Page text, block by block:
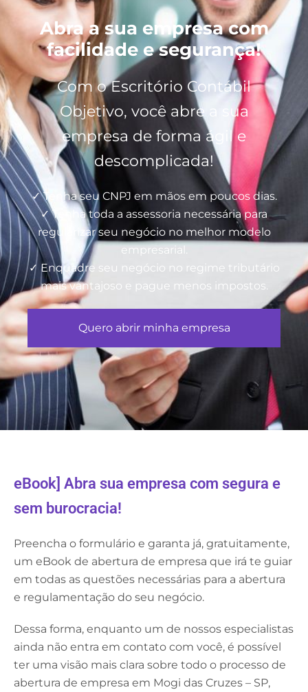
Abra a sua empresa com
facilidade e segurança!
Com o Escritório Contábil
Objetivo, você abre a sua
empresa de forma ágil e
descomplicada!
✓ Tenha seu CNPJ em mãos em poucos dias.
✓ Tenha toda a assessoria necessária para
regularizar seu negócio no melhor modelo
empresarial.
✓ Enquadre seu negócio no regime tributário
mais vantajoso e pague menos impostos.
Quero abrir minha empresa
eBook] Abra sua empresa com segura e
sem burocracia!
Preencha o formulário e garanta já, gratuitamente,
um eBook de abertura de empresa que irá te guiar
em todas as questões necessárias para a abertura
e regulamentação do seu negócio.
Dessa forma, enquanto um de nossos especialistas
ainda não entra em contato com você, é possível
ter uma visão mais clara sobre todo o processo de
abertura de empresa em Mogi das Cruzes – SP,